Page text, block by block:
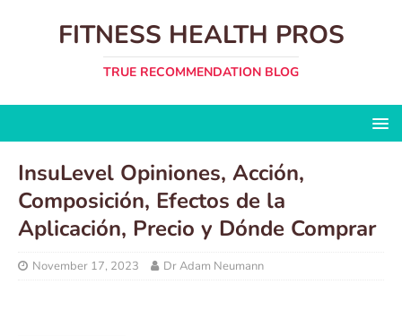
FITNESS HEALTH PROS
TRUE RECOMMENDATION BLOG
InsuLevel Opiniones, Acción,
Composición, Efectos de la
Aplicación, Precio y Dónde Comprar
November 17, 2023 Dr Adam Neumann